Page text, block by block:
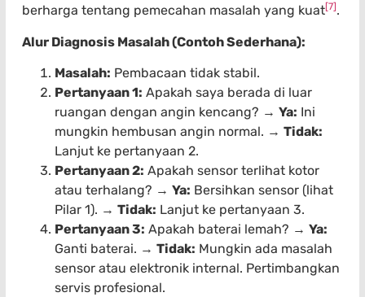
berharga tentang pemecahan masalah yang kuat[7] .
Alur Diagnosis Masalah (Contoh Sederhana):
Masalah: Pembacaan tidak stabil.
Pertanyaan 1: Apakah saya berada di luar
ruangan dengan angin kencang? → Ya: Ini
mungkin hembusan angin normal. → Tidak:
Lanjut ke pertanyaan 2.
Pertanyaan 2: Apakah sensor terlihat kotor
atau terhalang? → Ya: Bersihkan sensor (lihat
Pilar 1). → Tidak: Lanjut ke pertanyaan 3.
Pertanyaan 3: Apakah baterai lemah? → Ya:
Ganti baterai. → Tidak: Mungkin ada masalah
sensor atau elektronik internal. Pertimbangkan
servis profesional.